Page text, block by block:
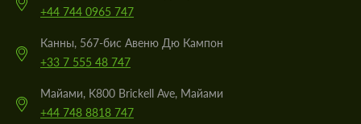
+44 744 0965 747
Канны, 567-бис Авеню Дю Кампон
+33 7 555 48 747
Майами, K800 Brickell Ave, Майами
+44 748 8818 747